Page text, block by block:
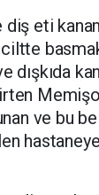
eti
dışkıda kan
ve bu